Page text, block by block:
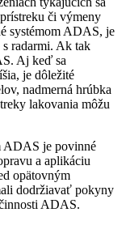
či výmeny
systémom ADAS, je
radarmi. Ak tak
Aj keď sa
je dôležité
nadmerná hrúbka
lakovania môžu
ADAS je povinné
a aplikáciu
opätovným
dodržiavať pokyny
ADAS.